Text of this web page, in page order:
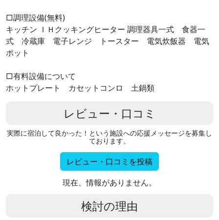
□調理設備(無料)
キッチン ＩＨクッキングヒーター 調理器具一式 食器一
式 冷蔵庫 電子レンジ トースター 電気炊飯器 電気
ポット
□有料設備について
ホットプレート カセットコンロ 土鍋類
レビュー・口コミ
実際に宿泊して良かった！という施設への応援メッセージを募集し
ております。
レビュー・口コミを投稿
現在、情報がありません。
検討の理由